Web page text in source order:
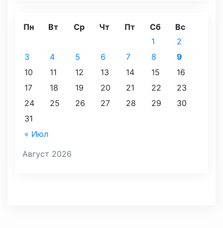
Август 2026
Пн Вт Ср Чт Пт Сб Вс
« Июл
1
2
3
4 5 6 7 8
9
10
11 12 13 14 15
16
17
18 19 20 21 22
23
24
25 26 27 28 29
30
31